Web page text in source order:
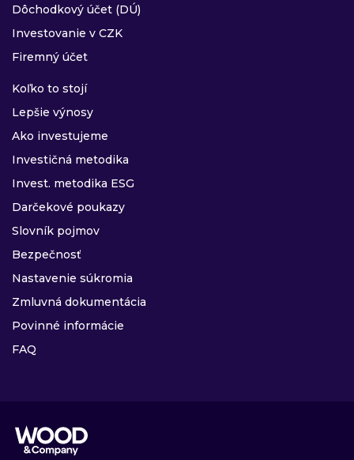
Dôchodkový účet (DÚ)
Investovanie v CZK
Firemný účet
Koľko to stojí
Lepšie výnosy
Ako investujeme
Investičná metodika
Invest. metodika ESG
Darčekové poukazy
Slovník pojmov
Bezpečnosť
Nastavenie súkromia
Zmluvná dokumentácia
Povinné informácie
FAQ